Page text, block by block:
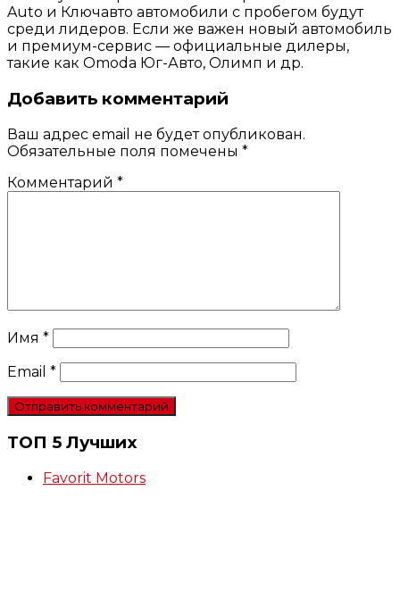
Auto и Ключавто автомобили с пробегом будут
среди лидеров. Если же важен новый автомобиль
и премиум-сервис — официальные дилеры,
такие как Omoda Юг-Авто, Олимп и др.
Добавить комментарий
Ваш адрес email не будет опубликован.
Обязательные поля помечены *
Комментарий *
Имя *
Email *
ТОП 5 Лучших
Favorit Motors